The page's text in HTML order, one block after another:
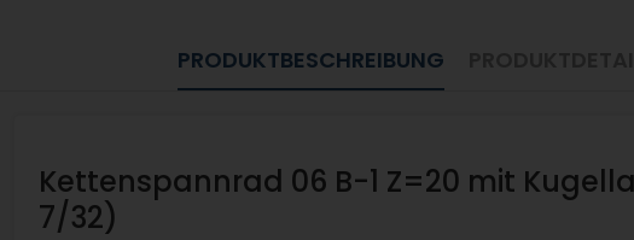
PRODUKTBESCHREIBUNG
Kettenspannrad 06 B-1 Z=20 mit
7/32)